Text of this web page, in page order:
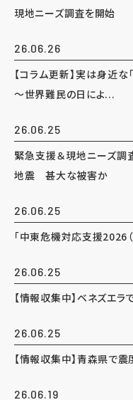
現地ニーズ調査を開始
26.06.26
【コラム更新】実は身近
～世界難民の日によ...
26.06.25
緊急支援＆現地ニーズ調
地震 甚大な被害か
26.06.25
「中東危機対応支援2026（
26.06.25
【情報収集中】ベネズエ
26.06.25
【情報収集中】青森県で
26.06.19